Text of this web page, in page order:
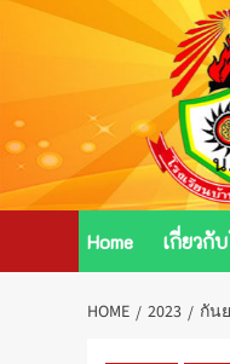
Skip
Home เกี่ยวกั
HOME 2023 กัน